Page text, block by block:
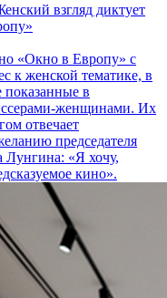
взгляд диктует
«Окно в Европу» с
к женской тематике, в
показанные в
женщинами. Их
отвечает
председателя
Лунгина: «Я хочу,
кино».